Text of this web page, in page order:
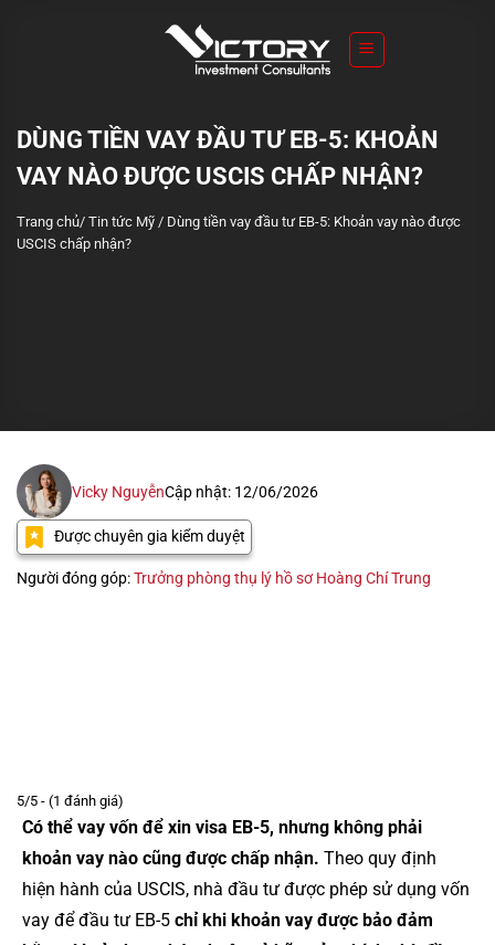
DÙNG TIỀN VAY ĐẦU TƯ EB-5: KHOẢN
VAY NÀO ĐƯỢC USCIS CHẤP NHẬN?
Trang chủ/ Tin tức Mỹ / Dùng tiền vay đầu tư EB-5: Khoản vay nào được
USCIS chấp nhận?
Vicky NguyễnCập nhật: 12/06/2026
Được chuyên gia kiểm duyệt
Người đóng góp:Trưởng phòng thụ lý hồ sơ Hoàng Chí Trung
5/5 - (1 đánh giá)
Có thể vay vốn để xin visa EB-5, nhưng không phải
khoản vay nào cũng được chấp nhận. Theo quy định
hiện hành của USCIS, nhà đầu tư được phép sử dụng vốn
vay để đầu tư EB-5 chỉ khi khoản vay được bảo đảm